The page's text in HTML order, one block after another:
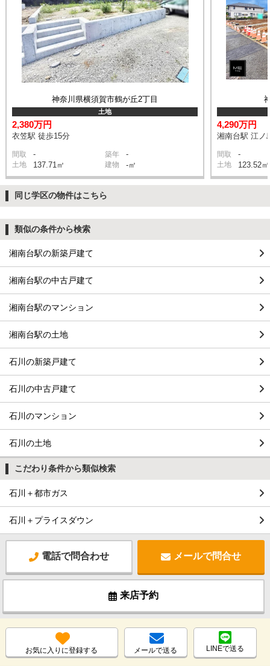
神奈川県横須賀市鶴が丘2丁目
土地
2,380万円
衣笠駅 徒歩15分
間取 - 築年 -
土地 137.71㎡ 建物 -㎡
4,290万円
湘南台駅 江ノ
間取 -
土地 123.52㎡
同じ学区の物件はこちら
類似の条件から検索
湘南台駅の新築戸建て
湘南台駅の中古戸建て
湘南台駅のマンション
湘南台駅の土地
石川の新築戸建て
石川の中古戸建て
石川のマンション
石川の土地
こだわり条件から類似検索
石川＋都市ガス
石川＋プライスダウン
電話で問合わせ メールで問合せ
来店予約
お気に入りに登録する メールで送る LINEで送る